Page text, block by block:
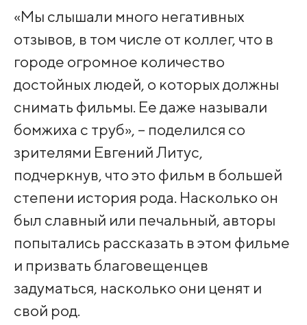
«Мы слышали много негативных
отзывов, в том числе от коллег, что в
городе огромное количество
достойных людей, о которых должны
снимать фильмы. Ее даже называли
бомжиха с труб», – поделился со
зрителями Евгений Литус,
подчеркнув, что это фильм в большей
степени история рода. Насколько он
был славный или печальный, авторы
попытались рассказать в этом фильме
и призвать благовещенцев
задуматься, насколько они ценят и
свой род.